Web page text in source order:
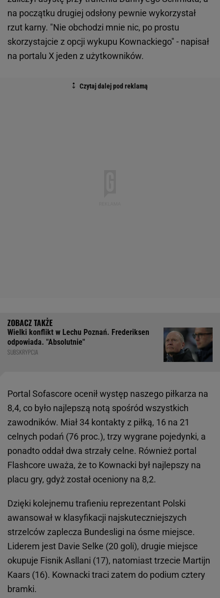
na początku drugiej odsłony pewnie wykorzystał
rzut karny. "Nie obchodzi mnie nic, po prostu
skorzystajcie z opcji wykupu Kownackiego" - napisał
na portalu X jeden z użytkowników.
Wielki konflikt w Lechu Poznań. Frederiksen
odpowiada. "Absolutnie"
SUBSKRYPCJA
Portal Sofascore ocenił występ naszego piłkarza na
8,4, co było najlepszą notą spośród wszystkich
zawodników. Miał 34 kontakty z piłką, 16 na 21
celnych podań (76 proc.), trzy wygrane pojedynki, a
ponadto oddał dwa strzały celne. Również portal
Flashcore uważa, że to Kownacki był najlepszy na
placu gry, gdyż został oceniony na 8,2.
Dzięki kolejnemu trafieniu reprezentant Polski
awansował w klasyfikacji najskuteczniejszych
strzelców zaplecza Bundesligi na ósme miejsce.
Liderem jest Davie Selke (20 goli), drugie miejsce
okupuje Fisnik Asllani (17), natomiast trzecie Martijn
Kaars (16). Kownacki traci zatem do podium cztery
bramki.